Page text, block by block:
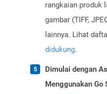
rangkaian produk
gambar (TIFF,
lainnya. Lihat
didukung.
Dimulai dengan
Menggunakan Go